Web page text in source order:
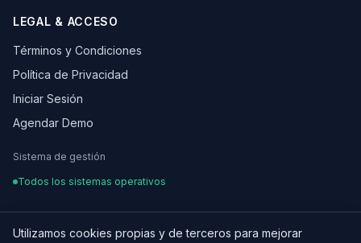
LEGAL & ACCESO
Términos y Condiciones
Política de Privacidad
Iniciar Sesión
Agendar Demo
Sistema de gestión
Todos los sistemas operativos
Utilizamos cookies propias y de terceros para mejorar